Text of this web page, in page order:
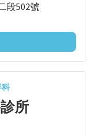
段502號
所